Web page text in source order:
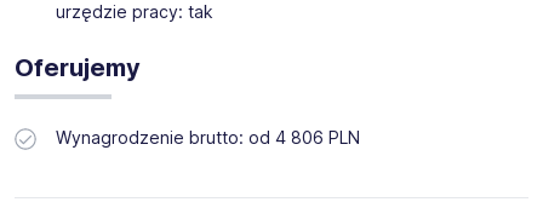
urzędzie pracy: tak
Oferujemy
Wynagrodzenie brutto: od 4 806 PLN